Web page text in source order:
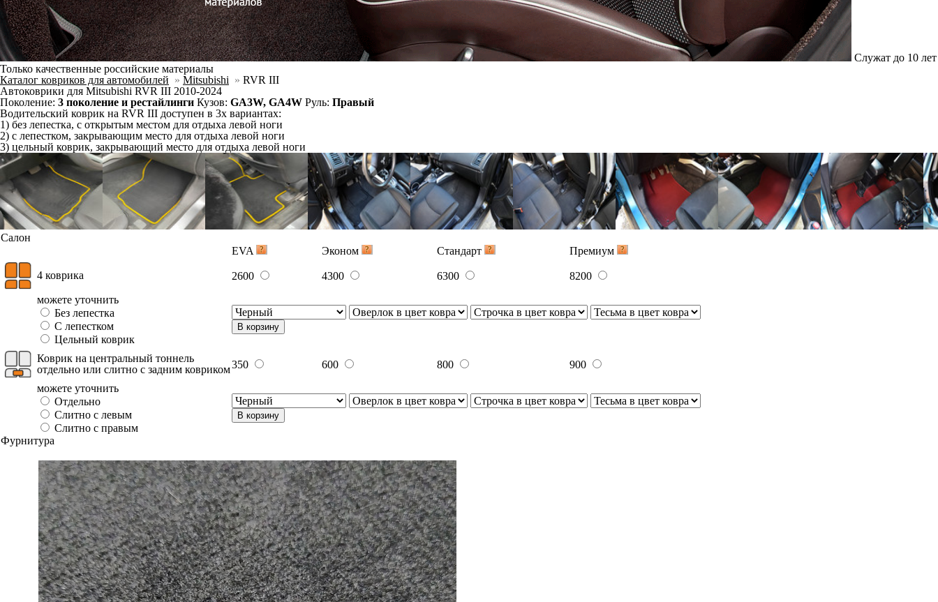
Коврик на центральный тоннель
отдельно или слитно с задним ковриком350 600
900
можете уточнить
Отдельно
Слитно с левым
Слитно с правым
В корзину
Фурнитура